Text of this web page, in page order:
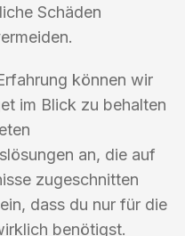
Schäden
können wir
im Blick zu behalten
an, die auf
zugeschnitten
dass du nur für die
benötigst.